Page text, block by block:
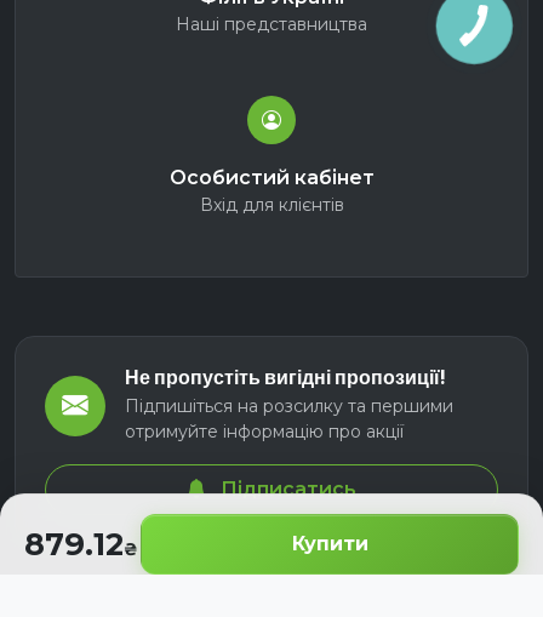
879.12 Купити
Наші представництва
Особистий кабінет
Вхід для клієнтів
Не пропустіть вигідні пропозиції!
Підпишіться на розсилку та першими
отримуйте інформацію про акції
Підписатись